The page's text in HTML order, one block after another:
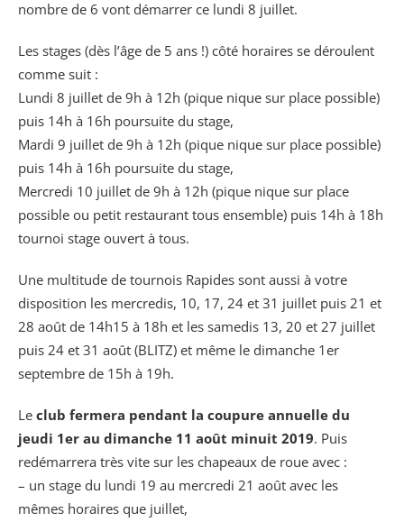
nombre de 6 vont démarrer ce lundi 8 juillet.
Les stages (dès l’âge de 5 ans !) côté horaires se déroulent
comme suit :
Lundi 8 juillet de 9h à 12h (pique nique sur place possible)
puis 14h à 16h poursuite du stage,
Mardi 9 juillet de 9h à 12h (pique nique sur place possible)
puis 14h à 16h poursuite du stage,
Mercredi 10 juillet de 9h à 12h (pique nique sur place
possible ou petit restaurant tous ensemble) puis 14h à 18h
tournoi stage ouvert à tous.
Une multitude de tournois Rapides sont aussi à votre
disposition les mercredis, 10, 17, 24 et 31 juillet puis 21 et
28 août de 14h15 à 18h et les samedis 13, 20 et 27 juillet
puis 24 et 31 août (BLITZ) et même le dimanche 1er
septembre de 15h à 19h.
Le club fermera pendant la coupure annuelle du
jeudi 1er au dimanche 11 août minuit 2019. Puis
redémarrera très vite sur les chapeaux de roue avec :
– un stage du lundi 19 au mercredi 21 août avec les
mêmes horaires que juillet,